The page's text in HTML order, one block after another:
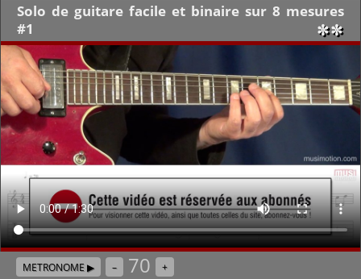
Solo de guitare facile et binaire sur 8 mesures
#1
✼✼
METRONOME ▶ – 70 +